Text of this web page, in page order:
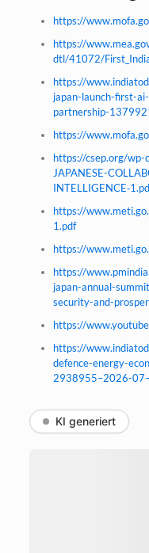
https://
https://
dtl/41072/
https://
japan-launch-first-
partnership-
https://
https://csep.org/
JAPANESE-
https://
1.pdf
https://
https://
japan-annual-
security-and-
https://
https://
defence-energy-
2938955–2026-
KI generiert